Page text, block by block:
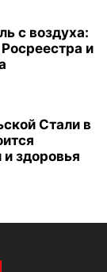
с воздуха:
и
Стали в
и здоровья